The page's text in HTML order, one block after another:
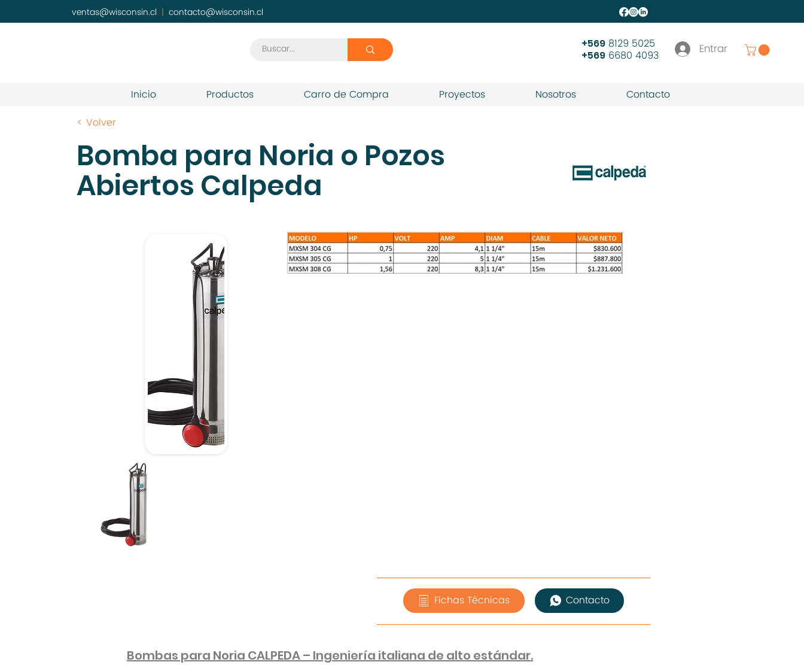
ventas@wisconsin.cl | contacto@wisconsin.cl
Entrar
+569 8129 5025
+569 6680 4093
Inicio Productos Carro de Compra Proyectos Nosotros
Contacto
< Volver
Bomba para Noria o Pozos
Abiertos Calpeda
Fichas Técnicas Contacto
Bombas para Noria CALPEDA – Ingeniería italiana de alto estándar.